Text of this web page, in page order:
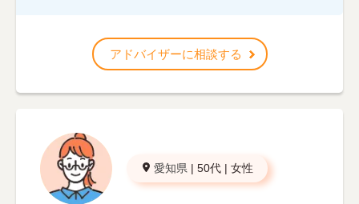
アドバイザーに相談する
愛知県 | 50代 | 女性